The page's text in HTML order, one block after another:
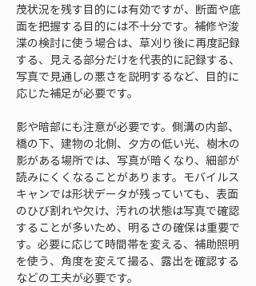
茂状況を残す目的には有効ですが、断面や底
面を把握する目的には不十分です。補修や浚
渫の検討に使う場合は、草刈り後に再度記録
する、見える部分だけを代表的に記録する、
写真で見通しの悪さを説明するなど、目的に
応じた補足が必要です。
影や暗部にも注意が必要です。側溝の内部、
橋の下、建物の北側、夕方の低い光、樹木の
影がある場所では、写真が暗くなり、細部が
読みにくくなることがあります。モバイルス
キャンでは形状データが残っていても、表面
のひび割れや欠け、汚れの状態は写真で確認
することが多いため、明るさの確保は重要で
す。必要に応じて時間帯を変える、補助照明
を使う、角度を変えて撮る、露出を確認する
などの工夫が必要です。